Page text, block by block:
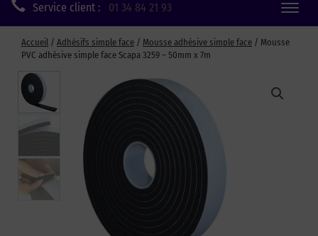
Service client : 01 34 84 21 93
Toggle
Accueil / Adhésifs simple face / Mousse adhésive simple face / Mousse
PVC adhésive simple face Scapa 3259 – 50mm x 7m